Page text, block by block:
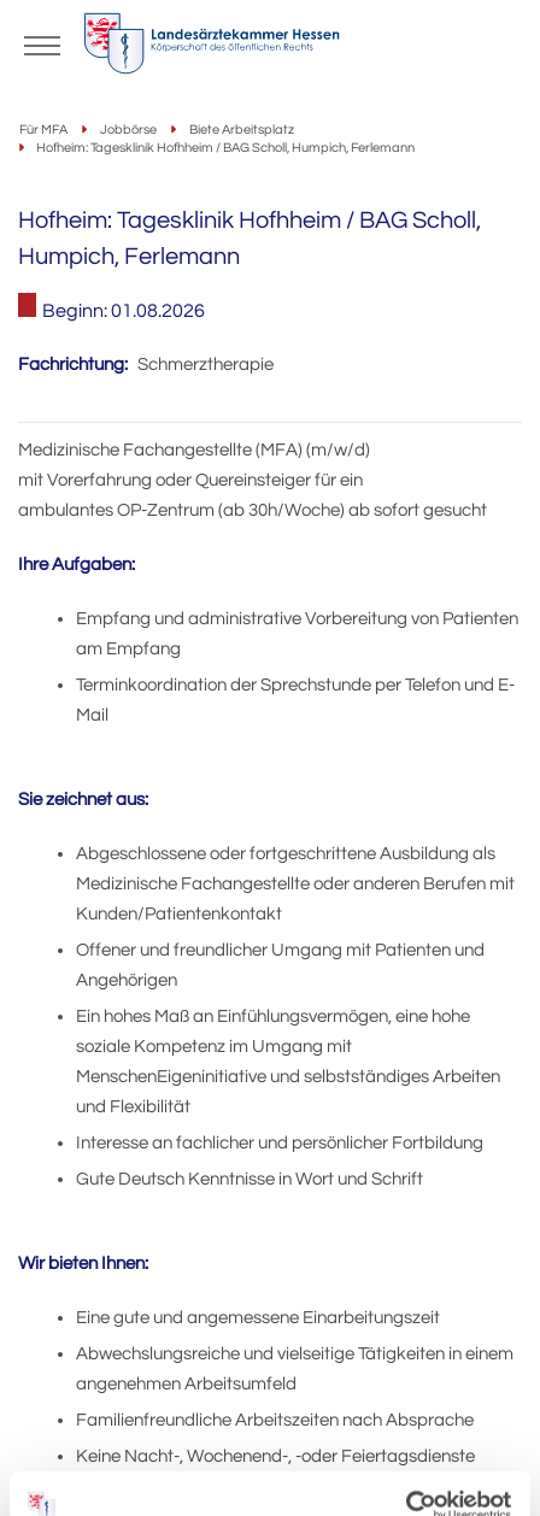
Für MFA Jobbörse
Biete Arbeitsplatz
Hofheim: Tagesklinik Hofhheim / BAG Scholl, Humpich, Ferlemann
Hofheim: Tagesklinik Hofhheim / BAG Scholl,
Humpich, Ferlemann
Beginn: 01.08.2026
Fachrichtung: Schmerztherapie
Medizinische Fachangestellte (MFA) (m/w/d)
mit Vorerfahrung oder Quereinsteiger für ein
ambulantes OP-Zentrum (ab 30h/Woche) ab sofort gesucht
Ihre Aufgaben:
Empfang und administrative Vorbereitung von Patienten
am Empfang
Terminkoordination der Sprechstunde per Telefon und E-
Mail
Sie zeichnet aus:
Abgeschlossene oder fortgeschrittene Ausbildung als
Medizinische Fachangestellte oder anderen Berufen mit
Kunden/Patientenkontakt
Offener und freundlicher Umgang mit Patienten und
Angehörigen
Ein hohes Maß an Einfühlungsvermögen, eine hohe
soziale Kompetenz im Umgang mit
MenschenEigeninitiative und selbstständiges Arbeiten
und Flexibilität
Interesse an fachlicher und persönlicher Fortbildung
Gute Deutsch Kenntnisse in Wort und Schrift
Wir bieten Ihnen:
Eine gute und angemessene Einarbeitungszeit
Abwechslungsreiche und vielseitige Tätigkeiten in einem
angenehmen Arbeitsumfeld
Familienfreundliche Arbeitszeiten nach Absprache
Keine Nacht-, Wochenend-, -oder Feiertagsdienste